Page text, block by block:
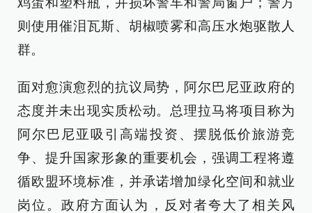
则使用催泪瓦斯、胡椒喷雾和高压水炮驱散人
群。
面对愈演愈烈的抗议局势，阿尔巴尼亚政府的
态度并未出现实质松动。总理拉马将项目称为
阿尔巴尼亚吸引高端投资、摆脱低价旅游竞
争、提升国家形象的重要机会，强调工程将遵
循欧盟环境标准，并承诺增加绿化空间和就业
岗位。政府方面认为，反对者夸大了相关风